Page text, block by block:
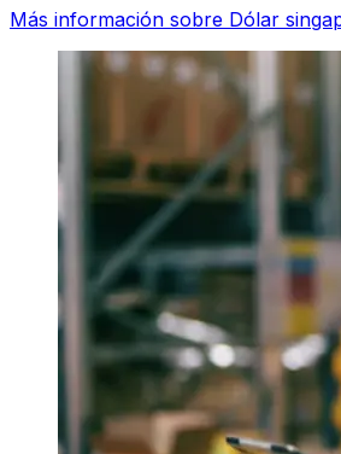
Más información sobre Dólar